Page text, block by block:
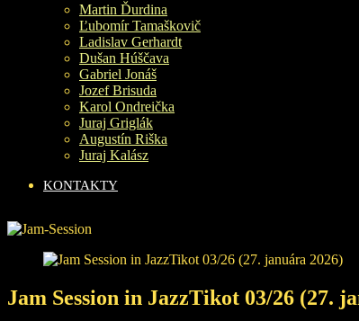
Martin Ďurdina
Ľubomír Tamaškovič
Ladislav Gerhardt
Dušan Húščava
Gabriel Jonáš
Jozef Brisuda
Karol Ondreička
Juraj Griglák
Augustín Riška
Juraj Kalász
KONTAKTY
Jam Session in JazzTikot 03/26 (27.